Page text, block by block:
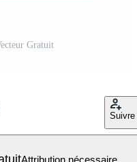
Gratuit
Suivre
Attribution nécessaire